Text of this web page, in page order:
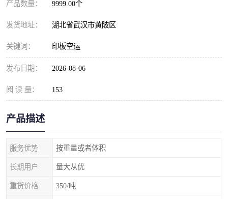
产品数量： 9999.00个
发货地址： 湖北省武汉市黄陂区
关键词： 印板空运
发布日期： 2026-08-06
阅 读 量： 153
产品描述
服务优势 按重量或者体积
长期用户 量大从优
重货价格 350/吨